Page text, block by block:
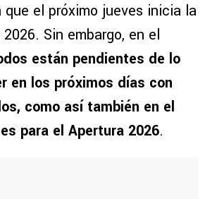
el próximo jueves inicia la
Sin embargo, en el
están pendientes de lo
en los próximos días con
como así también en el
para el Apertura 2026.